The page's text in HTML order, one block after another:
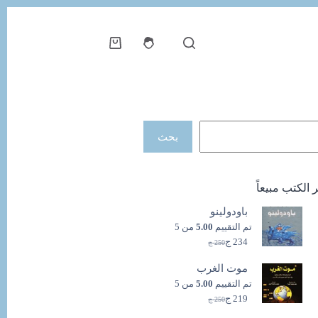
عربة
بحث
الكتب مبيعاً
باودولينو
تم التقييم 5.00 من 5
250 ج
السعر
هو:
250 ج.
234 ج
السعر
هو:
234 ج.
موت الغرب
تم التقييم 5.00 من 5
250 ج
السعر 219 ج
السعر